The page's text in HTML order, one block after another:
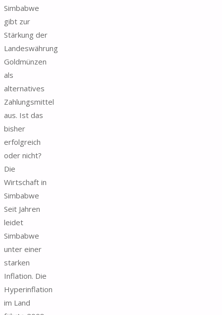
Simbabwe
gibt zur
Stärkung der
Landeswährung
Goldmünzen
als
alternatives
Zahlungsmittel
aus. Ist das
bisher
erfolgreich
oder nicht?
Die
Wirtschaft in
Simbabwe
Seit Jahren
leidet
Simbabwe
unter einer
starken
Inflation. Die
Hyperinflation
im Land